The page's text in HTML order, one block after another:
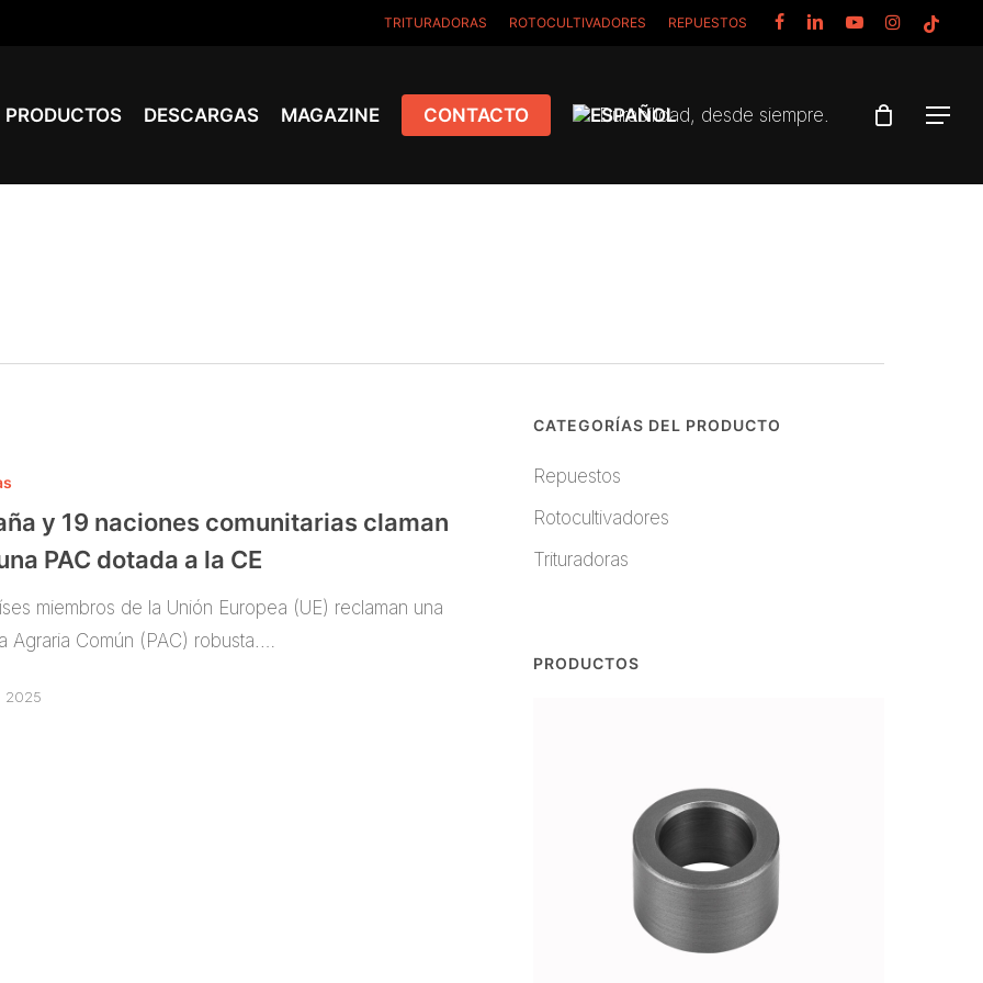
FACEBOOKLINKEDINYOUTUBEINSTAGRAM
TIKTOK
TRITURADORAS ROTOCULTIVADORES REPUESTOS
PRODUCTOS DESCARGAS MAGAZINE CONTACTO Durabilidad, desde siempre. Menu
y 19 naciones comunitarias claman
PAC dotada a la CE
miembros de la Unión Europea (UE) reclaman una
Agraria Común (PAC) robusta.…
2025
CATEGORÍAS DEL PRODUCTO
Repuestos
Rotocultivadores
Trituradoras
PRODUCTOS